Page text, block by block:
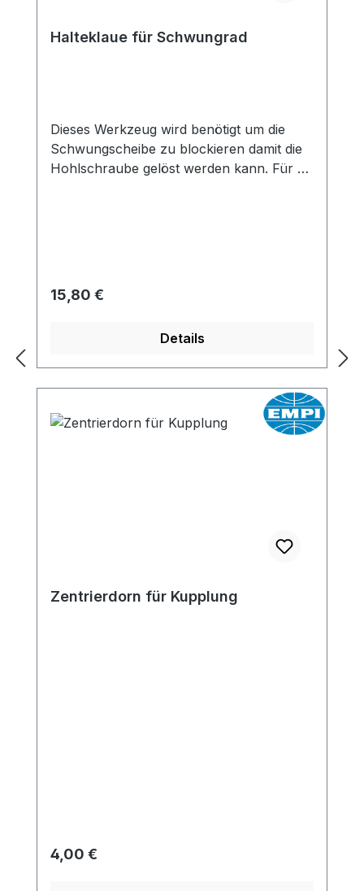
Halteklaue für Schwungrad
Dieses Werkzeug wird benötigt um die
Schwungscheibe zu blockieren damit die
Hohlschraube gelöst werden kann. Für 6
Regulärer Preis:
15,80 €
Details
Zentrierdorn für Kupplung
Regulärer Preis:
4,00 €